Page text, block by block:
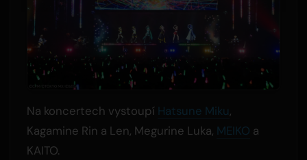
Na koncertech vystoupí Hatsune Miku,
Kagamine Rin a Len, Megurine Luka, MEIKO a
KAITO.